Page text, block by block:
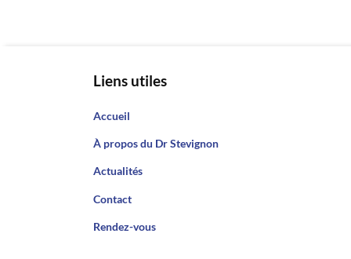
Liens utiles
Accueil
À propos du Dr Stevignon
Actualités
Contact
Rendez-vous